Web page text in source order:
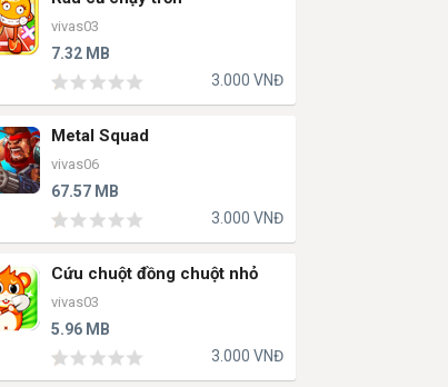
vivas03
7.32 MB
3.000 VNĐ
Metal Squad
vivas06
67.57 MB
3.000 VNĐ
Cứu chuột đồng chuột nhỏ
vivas03
5.96 MB
3.000 VNĐ